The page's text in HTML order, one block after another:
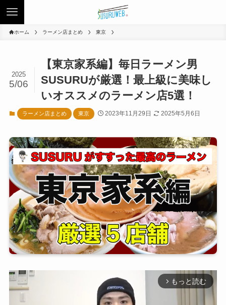
ホーム ラーメン店まとめ 東京
【東京家系編】毎日ラーメン男
SUSURUが厳選！最上級に美味し
いオススメのラーメン店5選！
2025
5/06
ラーメン店まとめ 東京 2023年11月29日 2025年5月6日
arrow_forward_ios もっと読む